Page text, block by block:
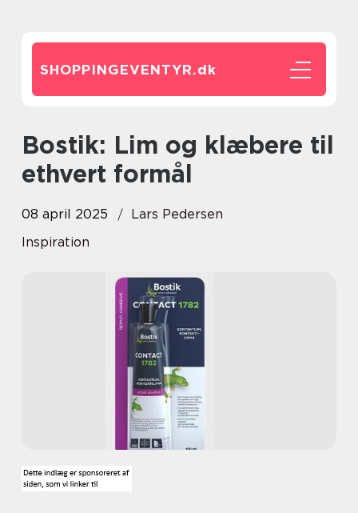
SHOPPINGEVENTYR.dk
Bostik: Lim og klæbere til
ethvert formål
08 april 2025
Lars Pedersen
Inspiration